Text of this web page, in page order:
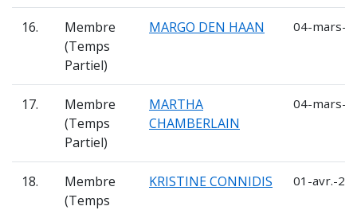
16.
Membre
(Temps
Partiel)
MARGO DEN HAAN 04-mars-
17.
Membre
(Temps
Partiel)
MARTHA
CHAMBERLAIN
04-mars-
18.
Membre
(Temps
KRISTINE CONNIDIS 01-avr.-